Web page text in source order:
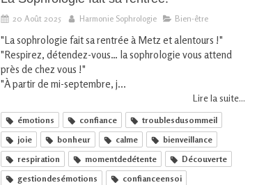
20 Août 2025 Harmonie Sophrologie Bien-être
"La sophrologie fait sa rentrée à Metz et alentours !"
"Respirez, détendez-vous… la sophrologie vous attend
près de chez vous !"
"À partir de mi-septembre, j...
Lire la suite...
émotions confiance
troublesdusommeil
joie
bonheur calme
bienveillance
respiration
momentdedétente
Découverte
gestiondesémotions
confianceensoi